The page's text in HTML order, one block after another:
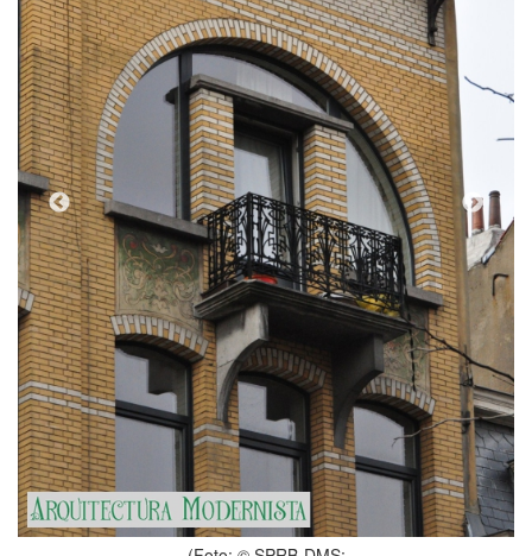
(Foto: © SPRB-DMS;
https://monument.heritage.brussels/fr/Schaerbeek/
2012)